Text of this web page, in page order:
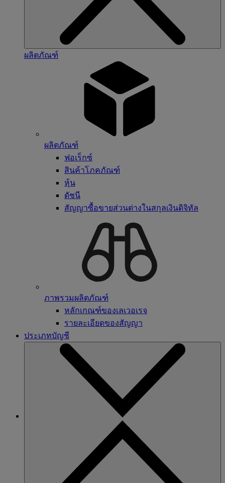
ผลิตภัณฑ์
ผลิตภัณฑ์
ฟอเร็กซ์
สินค้าโภคภัณฑ์
หุ้น
ดัชนี
สัญญาซื้อขายส่วนต่างในสกุลเงินดิจิทัล
ภาพรวมผลิตภัณฑ์
หลักเกณฑ์ของเลเวอเรจ
รายละเอียดของสัญญา
ประเภทบัญชี